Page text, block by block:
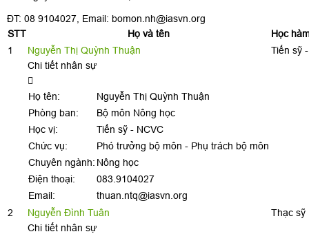
ĐT: 08 9104027, Email: bomon.nh@iasvn.org
STT
Họ và tên
Học
1
Nguyễn Thị Quỳnh Thuận
Chi tiết nhân sự
Họ tên:
Nguyễn Thị Quỳnh Thuận
Phòng ban:
Bộ môn Nông học
Học vị:
Tiến sỹ - NCVC
Chức vụ:
Phó trưởng bộ môn - Phụ trách bộ môn
Chuyên ngành: Nông học
Điện thoại:
083.9104027
Email:
thuan.ntq@iasvn.org
Tiến sỹ
2
Nguyễn Đình Tuân
Chi tiết nhân sự
Thạc sỹ